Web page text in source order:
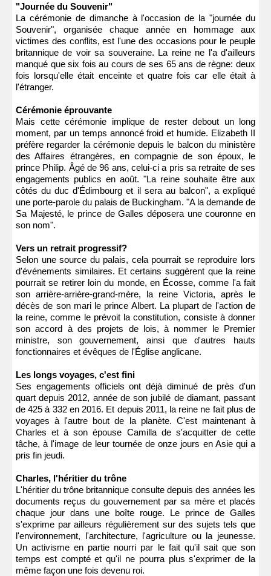
"Journée du Souvenir"
La cérémonie de dimanche à l'occasion de la "journée du
Souvenir", organisée chaque année en hommage aux
victimes des conflits, est l'une des occasions pour le peuple
britannique de voir sa souveraine. La reine ne l'a d'ailleurs
manqué que six fois au cours de ses 65 ans de règne: deux
fois lorsqu'elle était enceinte et quatre fois car elle était à
l'étranger.
Cérémonie éprouvante
Mais cette cérémonie implique de rester debout un long
moment, par un temps annoncé froid et humide. Elizabeth II
préfère regarder la cérémonie depuis le balcon du ministère
des Affaires étrangères, en compagnie de son époux, le
prince Philip. Âgé de 96 ans, celui-ci a pris sa retraite de ses
engagements publics en août. "La reine souhaite être aux
côtés du duc d'Édimbourg et il sera au balcon", a expliqué
une porte-parole du palais de Buckingham. "A la demande de
Sa Majesté, le prince de Galles déposera une couronne en
son nom".
Vers un retrait progressif?
Selon une source du palais, cela pourrait se reproduire lors
d'événements similaires. Et certains suggèrent que la reine
pourrait se retirer loin du monde, en Écosse, comme l'a fait
son arrière-arrière-grand-mère, la reine Victoria, après le
décès de son mari le prince Albert. La plupart de l'action de
la reine, comme le prévoit la constitution, consiste à donner
son accord à des projets de lois, à nommer le Premier
ministre, son gouvernement, ainsi que d'autres hauts
fonctionnaires et évêques de l'Église anglicane.
Les longs voyages, c'est fini
Ses engagements officiels ont déjà diminué de près d'un
quart depuis 2012, année de son jubilé de diamant, passant
de 425 à 332 en 2016. Et depuis 2011, la reine ne fait plus de
voyages à l'autre bout de la planète. C'est maintenant à
Charles et à son épouse Camilla de s'acquitter de cette
tâche, à l'image de leur tournée de onze jours en Asie qui a
pris fin jeudi.
Charles, l'héritier du trône
L'héritier du trône britannique consulte depuis des années les
documents reçus du gouvernement par sa mère et placés
chaque jour dans une boîte rouge. Le prince de Galles
s'exprime par ailleurs régulièrement sur des sujets tels que
l'environnement, l'architecture, l'agriculture ou la jeunesse.
Un activisme en partie nourri par le fait qu'il sait que son
temps est compté et qu'il ne pourra plus s'exprimer de la
même façon une fois devenu roi.